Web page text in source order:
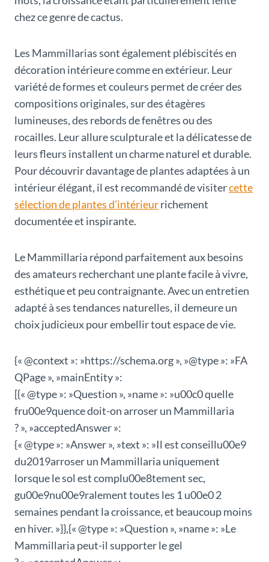
chez ce genre de cactus.
Les Mammillarias sont également plébiscités en
décoration intérieure comme en extérieur. Leur
variété de formes et couleurs permet de créer des
compositions originales, sur des étagères
lumineuses, des rebords de fenêtres ou des
rocailles. Leur allure sculpturale et la délicatesse de
leurs fleurs installent un charme naturel et durable.
Pour découvrir davantage de plantes adaptées à un
intérieur élégant, il est recommandé de visitercette
sélection de plantes d’intérieurrichement
documentée et inspirante.
Le Mammillaria répond parfaitement aux besoins
des amateurs recherchant une plante facile à vivre,
esthétique et peu contraignante. Avec un entretien
adapté à ses tendances naturelles, il demeure un
choix judicieux pour embellir tout espace de vie.
{« @context »: »https://schema.org », »@type »: »FA
QPage », »mainEntity »:
[{« @type »: »Question », »name »: »u00c0 quelle
fru00e9quence doit-on arroser un Mammillaria
? », »acceptedAnswer »:
{« @type »: »Answer », »text »: »Il est conseillu00e9
du2019arroser un Mammillaria uniquement
lorsque le sol est complu00e8tement sec,
gu00e9nu00e9ralement toutes les 1 u00e0 2
semaines pendant la croissance, et beaucoup moins
en hiver. »}},{« @type »: »Question », »name »: »Le
Mammillaria peut-il supporter le gel